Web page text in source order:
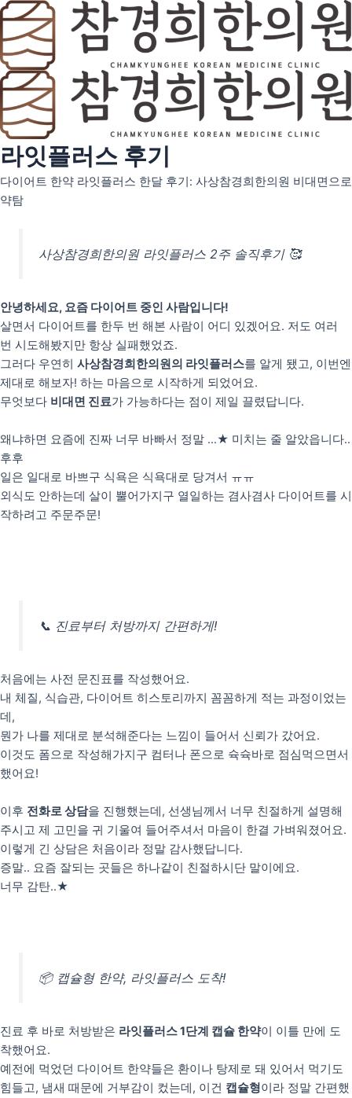
콘
츠
로
건
뛰
기
인사말
의료인 소개
안티트러블
우리아이M(면역)
우리아이S(편식)
리얼후기
사진후기
자필후기
라잇플러스 후기
다이어트 한약 라잇플러스 한달 후기: 사상참경희한의원 비대면으로
약탐
사상참경희한의원 라잇플러스 2주 솔직후기 🥰
안녕하세요, 요즘 다이어트 중인 사람입니다!
살면서 다이어트를 한두 번 해본 사람이 어디 있겠어요. 저도 여러
번 시도해봤지만 항상 실패했었죠.
그러다 우연히 사상참경희한의원의 라잇플러스를 알게 됐고, 이번엔
제대로 해보자! 하는 마음으로 시작하게 되었어요.
무엇보다 비대면 진료가 가능하다는 점이 제일 끌렸답니다.
왜냐하면 요즘에 진짜 너무 바빠서 정말 …★ 미치는 줄 알았읍니다..
후후
일은 일대로 바쁘구 식욕은 식욕대로 당겨서 ㅠㅠ
외식도 안하는데 살이 뿔어가지구 열일하는 겸사겸사 다이어트를 시
작하려고 주문주문!
📞 진료부터 처방까지 간편하게!
처음에는 사전 문진표를 작성했어요.
내 체질, 식습관, 다이어트 히스토리까지 꼼꼼하게 적는 과정이었는
데,
뭔가 나를 제대로 분석해준다는 느낌이 들어서 신뢰가 갔어요.
이것도 폼으로 작성해가지구 컴터나 폰으로 슉슉바로 점심먹으면서
했어요!
이후 전화로 상담을 진행했는데, 선생님께서 너무 친절하게 설명해
주시고 제 고민을 귀 기울여 들어주셔서 마음이 한결 가벼워졌어요.
이렇게 긴 상담은 처음이라 정말 감사했답니다.
증말.. 요즘 잘되는 곳들은 하나같이 친절하시단 말이에요.
너무 감탄..★
📦 캡슐형 한약, 라잇플러스 도착!
진료 후 바로 처방받은 라잇플러스 1단계 캡슐 한약이 이틀 만에 도
착했어요.
예전에 먹었던 다이어트 한약들은 환이나 탕제로 돼 있어서 먹기도
힘들고, 냄새 때문에 거부감이 컸는데, 이건 캡슐형이라 정말 간편했